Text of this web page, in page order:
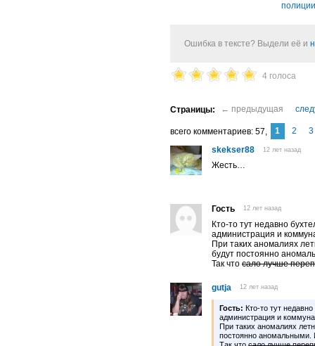
Ошибка в тексте? Выдели её и
4 голоса
комментариев 57 1 2 3
skekser88
12 лет назад
Жесть…
Гость 12 лет назад
Кто-то тут недавно
администрация и
При таких аномалиях
будут постоянно
Так чтосало лучше
gutja 12 лет назад
Гость: Кто-то тут
администрация и
При таких аномалиях
постоянно аномальными.